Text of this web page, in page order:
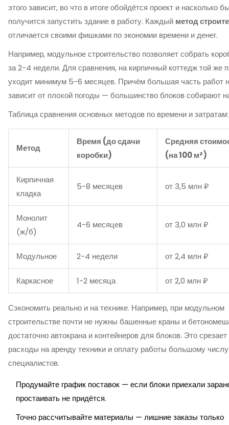
этого зависит, во что в итоге обойдётся проект и насколько
получится запустить здание в работу. Каждый метод
отличается своими фишками по экономии времени и денег.
Например, модульное строительство позволяет собрать
за 2-4 недели. Для сравнения, на кирпичный коттедж той же
уходит минимум 5-6 месяцев. Причём большая часть работ
зависит от плохой погоды — большинство блоков собирают
Таблица сравнения основных методов по времени и затратам:
Метод
Время (до сдачи
коробки)
Средняя
(на 100 м²)
Кирпичная
кладка
5-8 месяцев от 3,5 млн ₽
Монолит
(ж/б)
4-6 месяцев от 3,0 млн ₽
Модульное 2-4 недели от 2,4 млн ₽
Каркасное 1-2 месяца от 2,0 млн ₽
Сэкономить реально и на технике. Например, при модульном
строительстве почти не нужны башенные краны и
достаточно автокрана и контейнеров для блоков. Это срезает
расходы на аренду техники и оплату работы большому числу
специалистов.
Продумайте график поставок — если блоки приехали
простаивать не придётся.
Точно рассчитывайте материалы — лишние заказы только